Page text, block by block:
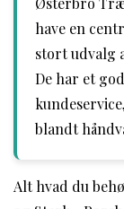
have en
stort udvalg
De har et
blandt
Alt hvad du